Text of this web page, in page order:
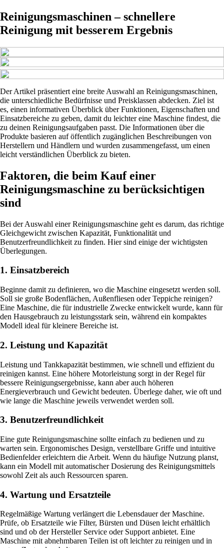
Reinigungsmaschinen – schnellere
Reinigung mit besserem Ergebnis
Der Artikel präsentiert eine breite Auswahl an Reinigungsmaschinen,
die unterschiedliche Bedürfnisse und Preisklassen abdecken. Ziel ist
es, einen informativen Überblick über Funktionen, Eigenschaften und
Einsatzbereiche zu geben, damit du leichter eine Maschine findest, die
zu deinen Reinigungsaufgaben passt. Die Informationen über die
Produkte basieren auf öffentlich zugänglichen Beschreibungen von
Herstellern und Händlern und wurden zusammengefasst, um einen
leicht verständlichen Überblick zu bieten.
Faktoren, die beim Kauf einer
Reinigungsmaschine zu berücksichtigen
sind
Bei der Auswahl einer Reinigungsmaschine geht es darum, das richtige
Gleichgewicht zwischen Kapazität, Funktionalität und
Benutzerfreundlichkeit zu finden. Hier sind einige der wichtigsten
Überlegungen.
1. Einsatzbereich
Beginne damit zu definieren, wo die Maschine eingesetzt werden soll.
Soll sie große Bodenflächen, Außenfliesen oder Teppiche reinigen?
Eine Maschine, die für industrielle Zwecke entwickelt wurde, kann für
den Hausgebrauch zu leistungsstark sein, während ein kompaktes
Modell ideal für kleinere Bereiche ist.
2. Leistung und Kapazität
Leistung und Tankkapazität bestimmen, wie schnell und effizient du
reinigen kannst. Eine höhere Motorleistung sorgt in der Regel für
bessere Reinigungsergebnisse, kann aber auch höheren
Energieverbrauch und Gewicht bedeuten. Überlege daher, wie oft und
wie lange die Maschine jeweils verwendet werden soll.
3. Benutzerfreundlichkeit
Eine gute Reinigungsmaschine sollte einfach zu bedienen und zu
warten sein. Ergonomisches Design, verstellbare Griffe und intuitive
Bedienfelder erleichtern die Arbeit. Wenn du häufige Nutzung planst,
kann ein Modell mit automatischer Dosierung des Reinigungsmittels
sowohl Zeit als auch Ressourcen sparen.
4. Wartung und Ersatzteile
Regelmäßige Wartung verlängert die Lebensdauer der Maschine.
Prüfe, ob Ersatzteile wie Filter, Bürsten und Düsen leicht erhältlich
sind und ob der Hersteller Service oder Support anbietet. Eine
Maschine mit abnehmbaren Teilen ist oft leichter zu reinigen und in